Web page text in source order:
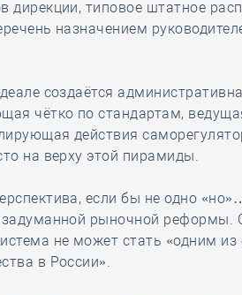
дирекции, типовое штатное
назначением
создаётся
чётко по стандартам,
действия
на верху этой пирамиды.
если бы не одно
задуманной рыночной реформы.
не может стать «одним из
в России».